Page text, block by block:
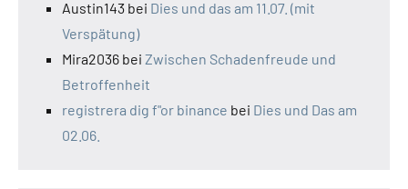
Austin143 bei Dies und das am 11.07. (mit
Verspätung)
Mira2036 bei Zwischen Schadenfreude und
Betroffenheit
registrera dig f"or binance bei Dies und Das am
02.06.